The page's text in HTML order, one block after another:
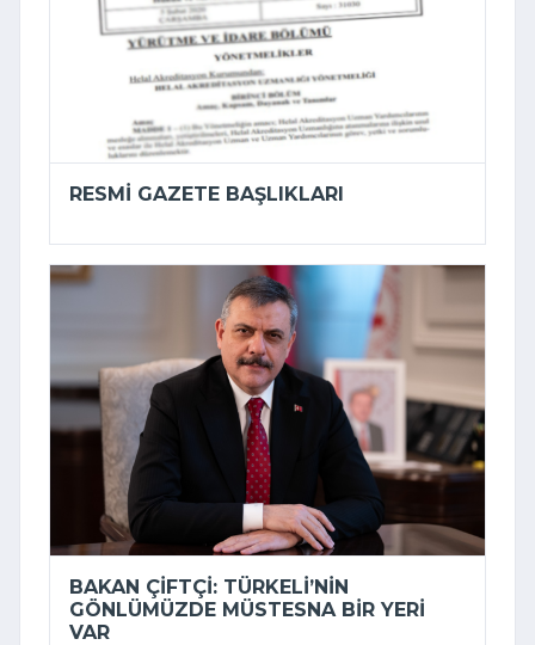
RESMI GAZETE BAŞLIKLARI
BAKAN ÇIFTÇI: TÜRKELI’NIN
GÖNLÜMÜZDE MÜSTESNA BIR YERI
VAR